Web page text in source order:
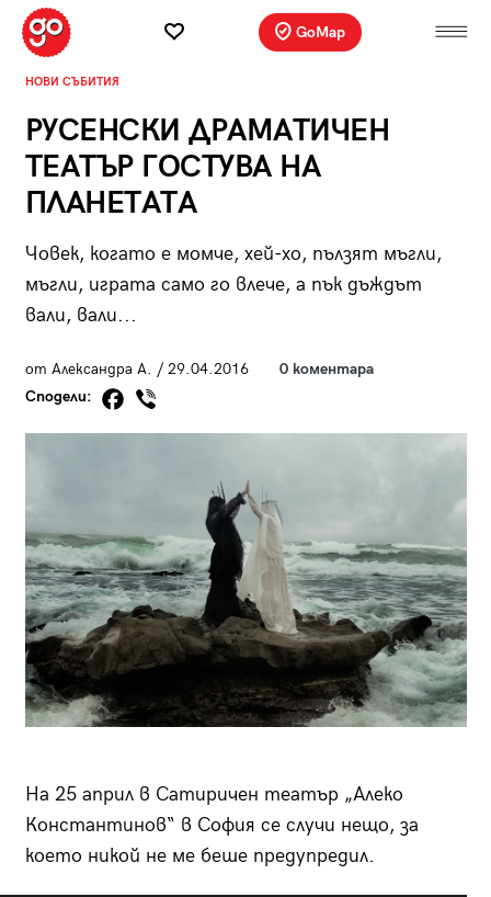
GoMap
НОВИ СЪБИТИЯ
РУСЕНСКИ ДРАМАТИЧЕН
ТЕАТЪР ГОСТУВА НА
ПЛАНЕТАТА
Човек, когато е момче, хей-хо, пълзят мъгли,
мъгли, играта само го влече, а пък дъждът
вали, вали...
от Александра А. / 29.04.2016
0 коментара
Сподели:
На 25 април в Сатиричен театър „Алеко
Константинов“ в София се случи нещо, за
което никой не ме беше предупредил.